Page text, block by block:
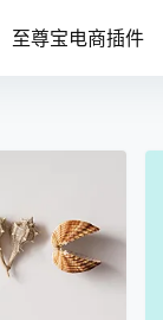
至尊宝电商插件